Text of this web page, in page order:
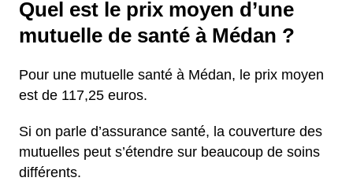
Quel est le prix moyen d’une
mutuelle de santé à Médan ?
Pour une mutuelle santé à Médan, le prix moyen
est de 117,25 euros.
Si on parle d’assurance santé, la couverture des
mutuelles peut s’étendre sur beaucoup de soins
différents.